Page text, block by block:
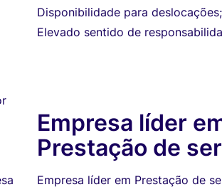
Disponibilidade para deslocações;
Elevado sentido de
Empresa líder
Prestação de
Empresa líder em Prestação de